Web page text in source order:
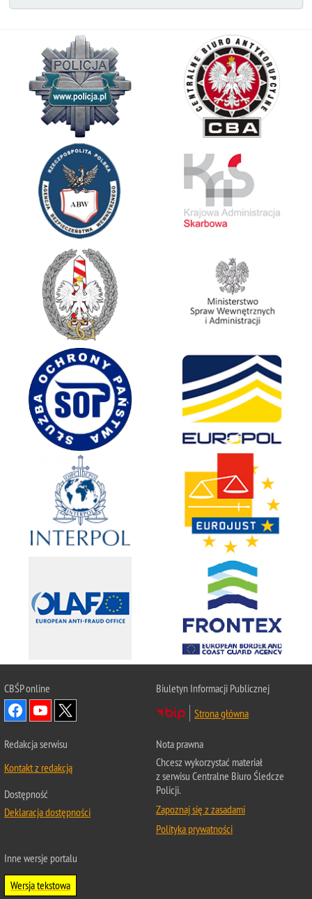
CBŚPonline
Biuletyn Informacji Publicznej
Strona główna
Redakcja serwisu
Kontakt z redakcją
Dostępność
Deklaracja dostępności
Nota prawna
Chcesz wykorzystać materiał
z serwisu Centralne Biuro Śledcze
Policji.
Zapoznaj się z zasadami
Polityka prywatności
Inne wersje portalu
Wersja tekstowa